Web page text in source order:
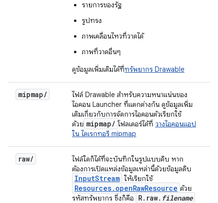
รายการของรัฐ
รูปทรง
ภาพเคลื่อนไหวที่วาดได้
ภาพที่วาดอื่นๆ
ดูข้อมูลเพิ่มเติมได้ที่ทรัพยากร Drawable
mipmap/
ไฟล์ Drawable สำหรับความหนาแน่นของ
ไอคอน Launcher ที่แตกต่างกัน ดูข้อมูลเพิ่ม
เติมเกี่ยวกับการจัดการไอคอนตัวเรียกใช้
ด้วย mipmap/ โฟลเดอร์ได้ที่ วางไอคอนแอป
ใน ไดเรกทอรี mipmap
raw/
ไฟล์ใดก็ได้ที่จะบันทึกในรูปแบบดิบ หาก
ต้องการเปิดแหล่งข้อมูลเหล่านี้ด้วยข้อมูลดิบ
InputStream ให้เรียกใช้
Resources.openRawResource ด้วย
รหัสทรัพยากร ซึ่งก็คือ
R.raw. filename